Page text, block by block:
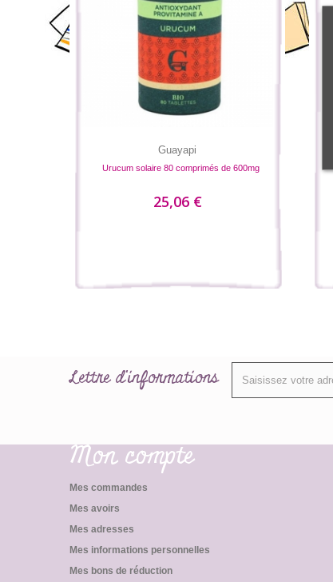
Guayapi
Urucum solaire 80 comprimés de 600mg
25,06 €
Lettre d'informations
Mon compte
Mes commandes
Mes avoirs
Mes adresses
Mes informations personnelles
Mes bons de réduction